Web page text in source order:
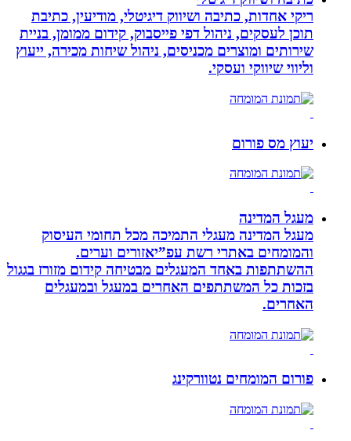
ריקי אחדות, כתיבה ושיווק דיגיטלי, מודיעין, כתיבת
תוכן לעסקים, ניהול דפי פייסבוק, קידום ממומן, בניית
שירותים ומוצרים מכניסים, ניהול שיחות מכירה, ייעוץ
וליווי שיווקי ועסקי.
יעוץ מס פורום
מעגל המדינה
מעגל המדינה מעגלי התמיכה מכל תחומי העיסוק
והמומחים באתרי רשת עפ”יאזורים וערים.
ההשתתפות באחד המעגלים מבטיחה קידום מזורז בגגול
בזכות כל המשתתפים האחרים במעגל ובמעגלים
האחרים.
פורום המומחים נטוורקינג